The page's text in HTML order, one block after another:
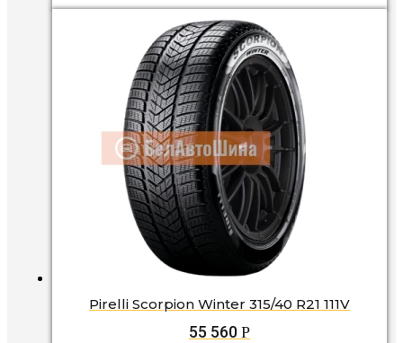
Pirelli Scorpion Winter 315/40 R21 111V
55 560 Р